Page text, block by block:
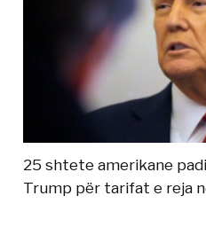
25 shtete amerikane
Trump për tarifat e reja